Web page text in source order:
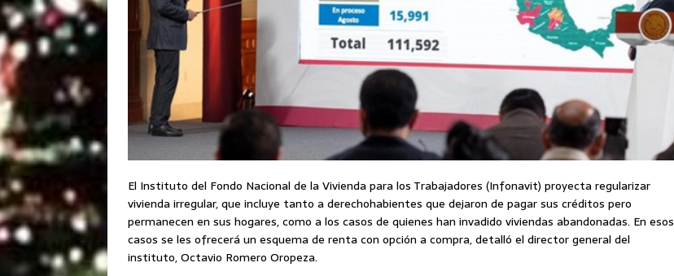
El Instituto del Fondo Nacional de la Vivienda para los Trabajadores (Infonavit) proyecta regularizar
vivienda irregular, que incluye tanto a derechohabientes que dejaron de pagar sus créditos pero
permanecen en sus hogares, como a los casos de quienes han invadido viviendas abandonadas. En esos
casos se les ofrecerá un esquema de renta con opción a compra, detalló el director general del
instituto, Octavio Romero Oropeza.